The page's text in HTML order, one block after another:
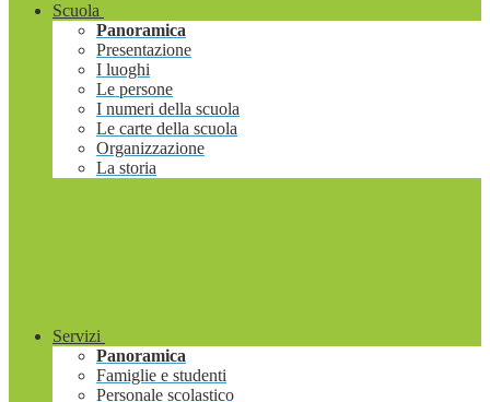
Scuola
Panoramica
Presentazione
I luoghi
Le persone
I numeri della scuola
Le carte della scuola
Organizzazione
La storia
Servizi
Panoramica
Famiglie e studenti
Personale scolastico